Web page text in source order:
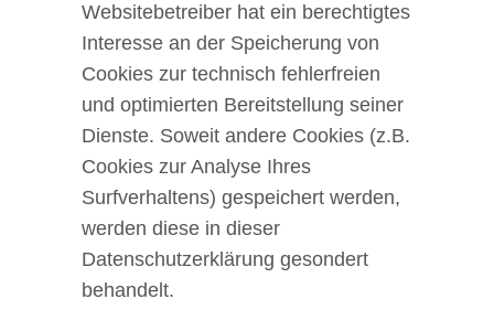
Websitebetreiber hat ein berechtigtes
Interesse an der Speicherung von
Cookies zur technisch fehlerfreien
und optimierten Bereitstellung seiner
Dienste. Soweit andere Cookies (z.B.
Cookies zur Analyse Ihres
Surfverhaltens) gespeichert werden,
werden diese in dieser
Datenschutzerklärung gesondert
behandelt.